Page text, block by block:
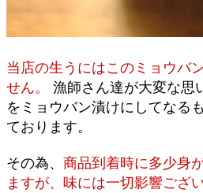
当店の生うにはこのミョウバ
せん。
漁師さん達が大変な思
をミョウバン漬けにしてなる
ております。
その為、 商品到着時に多少身
ますが、味には一切影響ござ